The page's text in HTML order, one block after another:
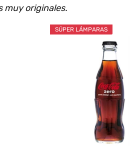
muy originales.
SÚPER LÁMPARAS